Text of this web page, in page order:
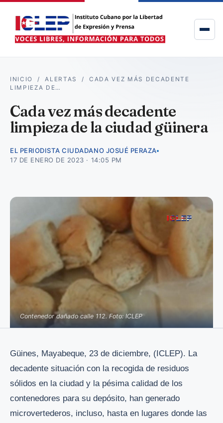
INICIO /ALERTAS /CADA VEZ MÁS DECADENTE
LIMPIEZA DE…
Cada vez más decadente
limpieza de la ciudad güinera
EL PERIODISTA CIUDADANO JOSUÉ PERAZA
17 DE ENERO DE 2023 · 14:05 PM
Contenedor dañado calle 112. Foto: ICLEP
Güines, Mayabeque, 23 de diciembre, (ICLEP). La
decadente situación con la recogida de residuos
sólidos en la ciudad y la pésima calidad de los
contenedores para su depósito, han generado
microvertederos, incluso, hasta en lugares donde las